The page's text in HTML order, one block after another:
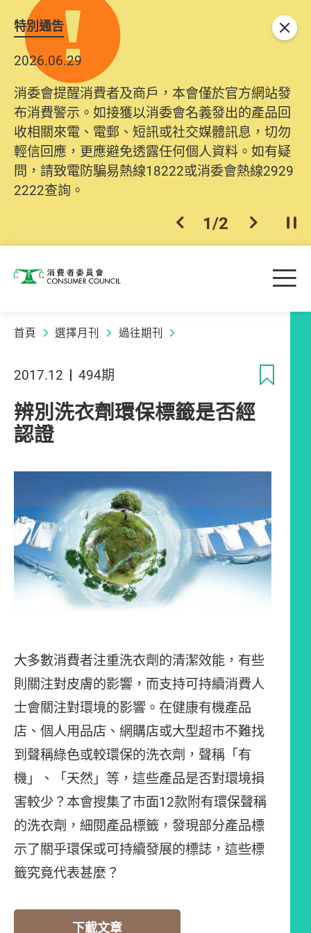
特別通告
2026.06.29
消委會提醒消費者及商戶，本會僅於官方網站發
布消費警示。如接獲以消委會名義發出的產品回
收相關來電、電郵、短訊或社交媒體訊息，切勿
輕信回應，更應避免透露任何個人資料。如有疑
問，請致電防騙易熱線18222或消委會熱線2929
2222查詢。
上一個
1/2 下一個開
關閉
消費者委員會 目
首頁 選擇月刊 過往期刊
2017.12 494期
辨別洗衣劑環保標籤是否經
認證
大多數消費者注重洗衣劑的清潔效能，有些
則關注對皮膚的影響，而支持可持續消費人
士會關注對環境的影響。在健康有機產品
店、個人用品店、網購店或大型超巿不難找
到聲稱綠色或較環保的洗衣劑，聲稱「有
機」、「天然」等，這些產品是否對環境損
害較少？本會搜集了巿面12款附有環保聲稱
的洗衣劑，細閱產品標籤，發現部分產品標
示了關乎環保或可持續發展的標誌，這些標
籤究竟代表甚麼？
下載文章